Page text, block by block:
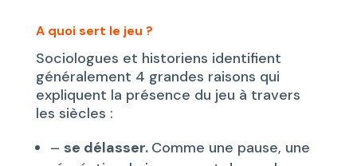
A quoi sert le jeu ?
Sociologues et historiens identifient
généralement 4 grandes raisons qui
expliquent la présence du jeu à travers
les siècles :
– se délasser. Comme une pause, une